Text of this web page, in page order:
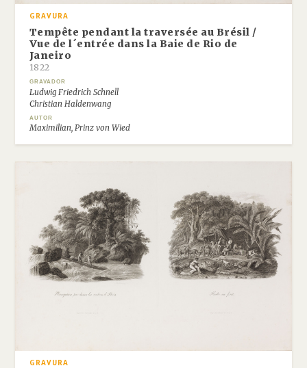
GRAVURA
Tempête pendant la traversée au Brésil /
Vue de l´entrée dans la Baie de Rio de
Janeiro
1822
GRAVADOR
Ludwig Friedrich Schnell
Christian Haldenwang
AUTOR
Maximilian, Prinz von Wied
GRAVURA